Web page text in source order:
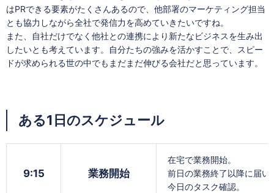
はPRできる要素がたくさんあるので、他部署のマーケティング担当
とも協力しながら全社で発信力を高めていきたいですね。
また、自社だけでなく他社との連携により新たなビジネスを生み出
したいとも考えています。自分たちの強みを活かすことで、スピー
ドが求められる世の中でもまだまだ伸びる会社だと思っています。
ある1日のスケジュール
9:15 業務開始
在宅で業務開始。
前日の業務終了以降に届
今日のタスク確認。